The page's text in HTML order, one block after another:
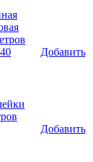
Добавить
Добавить